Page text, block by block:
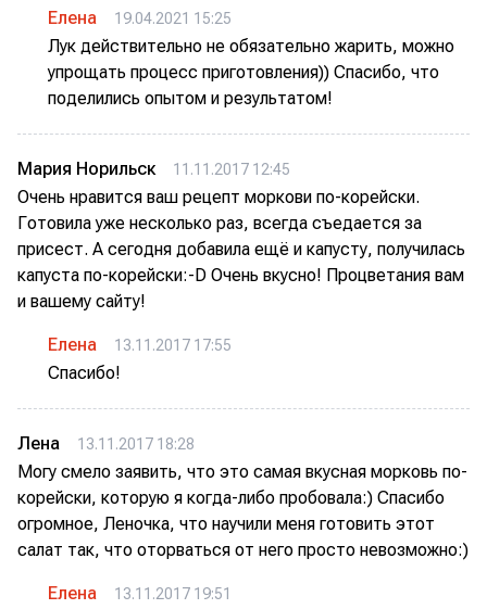
Елена 19.04.2021 15:25
Лук действительно не обязательно жарить, можно
упрощать процесс приготовления)) Спасибо, что
поделились опытом и результатом!
Мария Норильск 11.11.2017 12:45
Очень нравится ваш рецепт моркови по-корейски.
Готовила уже несколько раз, всегда съедается за
присест. А сегодня добавила ещё и капусту, получилась
капуста по-корейски:-D Очень вкусно! Процветания вам
и вашему сайту!
Елена 13.11.2017 17:55
Спасибо!
Лена 13.11.2017 18:28
Могу смело заявить, что это самая вкусная морковь по-
корейски, которую я когда-либо пробовала:) Спасибо
огромное, Леночка, что научили меня готовить этот
салат так, что оторваться от него просто невозможно:)
Елена 13.11.2017 19:51